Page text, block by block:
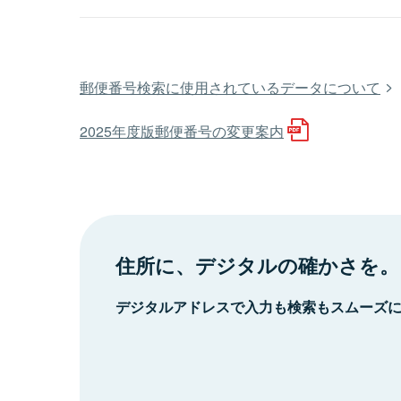
郵便番号検索に使用されているデータについて
2025年度版郵便番号の変更案内
住所に、デジタルの確かさを。
デジタルアドレスで入力も検索もスムーズ